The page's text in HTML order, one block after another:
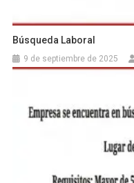
Búsqueda Laboral
9 de septiembre de 2025